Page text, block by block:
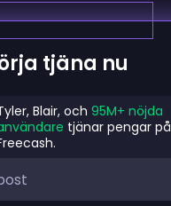
tjäna nu
Blair, och 95M+ nöjda
tjänar pengar på